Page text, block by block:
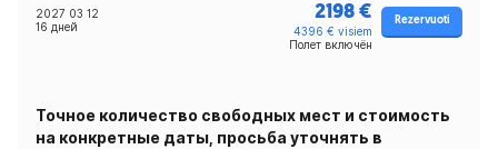
2027 03 12
16 дней
2198 €
4396 € visiem
Полет включён
Rezervuoti
Точное количество свободных мест и стоимость
на конкретные даты, просьба уточнять в